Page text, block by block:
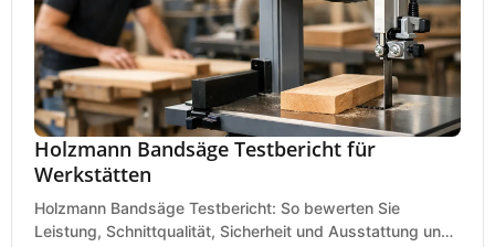
Holzmann Bandsäge Testbericht für
Werkstätten
Holzmann Bandsäge Testbericht: So bewerten Sie
Leistung, Schnittqualität, Sicherheit und Ausstattung und